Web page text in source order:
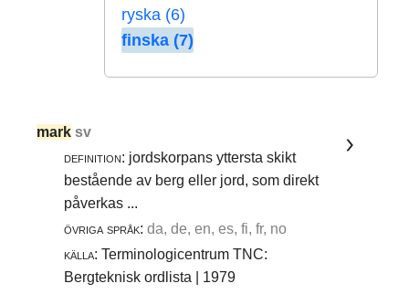
ryska (6)
finska (7)
mark sv
definition: jordskorpans yttersta skikt
bestående av berg eller jord, som direkt
påverkas ...
övriga språk: da, de, en, es, fi, fr, no
källa: Terminologicentrum TNC:
Bergteknisk ordlista | 1979